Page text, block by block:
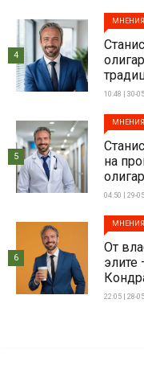
МНЕНИЯ
10:48 | 30-
4
МНЕНИЯ
на
04:50 | 29-
5
МНЕНИЯ
От
элите
22:05 | 28-
6